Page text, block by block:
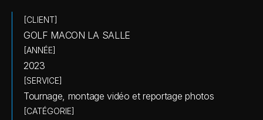
[CLIENT]
GOLF MACON LA SALLE
[ANNÉE]
2023
[SERVICE]
Tournage, montage vidéo et reportage photos
[CATÉGORIE]